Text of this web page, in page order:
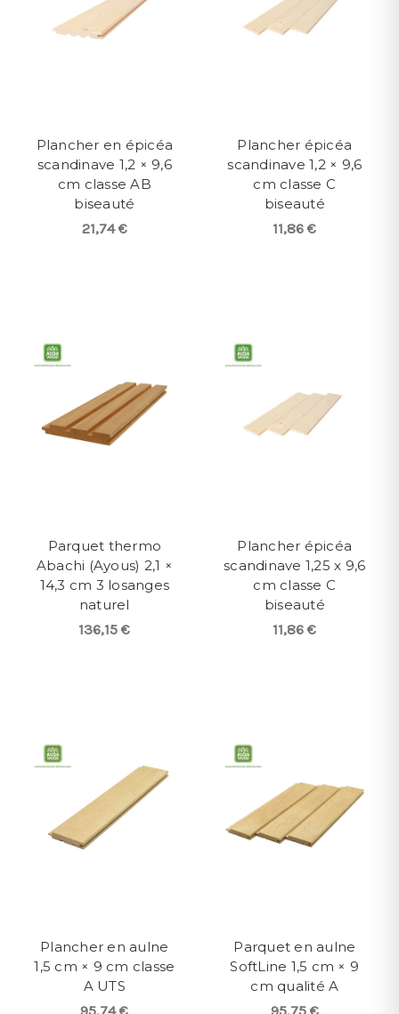
Plancher en épicéa
scandinave 1,2 × 9,6
cm classe AB
biseauté
21,74 €
Plancher épicéa
scandinave 1,2 × 9,6
cm classe C
biseauté
11,86 €
Parquet thermo
Abachi (Ayous) 2,1 ×
14,3 cm 3 losanges
naturel
136,15 €
Plancher épicéa
scandinave 1,25 x 9,6
cm classe C
biseauté
11,86 €
Plancher en aulne
1,5 cm × 9 cm classe
A UTS
Parquet en aulne
SoftLine 1,5 cm × 9
cm qualité A